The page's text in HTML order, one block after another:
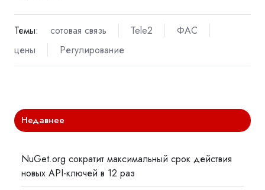
Темы: сотовая связь Tele2
ФАС
цены
Регулирование
Недавнее
NuGet.org сократит максимальный срок действия
новых API-ключей в 12 раз